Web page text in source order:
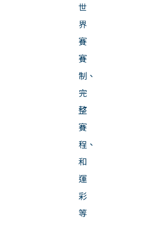
世
界
賽
賽
制、
完
整
賽
程、
和
運
彩
等